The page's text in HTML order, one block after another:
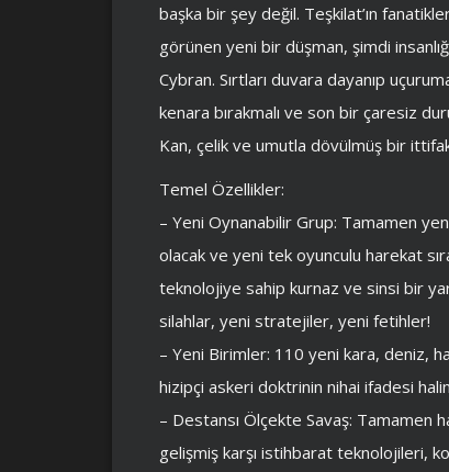
başka bir şey değil. Teşkilat’ın
görünen yeni bir düşman, şimdi
Cybran. Sırtları duvara dayanıp
kenara bırakmalı ve son bir çaresiz
Kan, çelik ve umutla dövülmüş bir
Temel Özellikler:
– Yeni Oynanabilir Grup: Tamamen
olacak ve yeni tek oyunculu harekat
teknolojiye sahip kurnaz ve sinsi bir
silahlar, yeni stratejiler, yeni fetihler!
– Yeni Birimler: 110 yeni kara, deniz,
hizipçi askeri doktrinin nihai ifadesi
– Destansı Ölçekte Savaş: Tamamen
gelişmiş karşı istihbarat teknolojileri,